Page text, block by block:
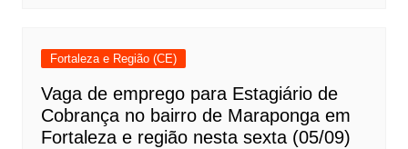
Fortaleza e Região (CE)
Vaga de emprego para Estagiário de
Cobrança no bairro de Maraponga em
Fortaleza e região nesta sexta (05/09)